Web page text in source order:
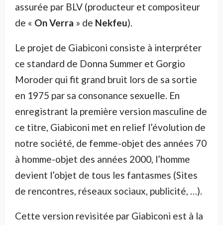
assurée par BLV (producteur et compositeur
de « On Verra » de Nekfeu).
Le projet de Giabiconi consiste à interpréter
ce standard de Donna Summer et Gorgio
Moroder qui fit grand bruit lors de sa sortie
en 1975 par sa consonance sexuelle. En
enregistrant la première version masculine de
ce titre, Giabiconi met en relief l’évolution de
notre société, de femme-objet des années 70
à homme-objet des années 2000, l’homme
devient l’objet de tous les fantasmes (Sites
de rencontres, réseaux sociaux, publicité, …).
Cette version revisitée par Giabiconi est à la